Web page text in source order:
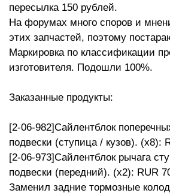
пересылка 150 рублей.
На форумах много споров и
этих запчастей, поэтому
Маркировка по классификации
изготовителя. Подошли 100%.
Заказанные продукты:
[2-06-982]Сайлентблок
подвески (ступица / кузов). (x8):
[2-06-973]Сайлентблок рычага
подвески (передний). (x2): RUR
Заменил задние тормозные